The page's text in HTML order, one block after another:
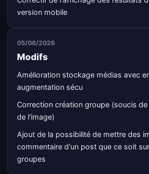
version mobile
05/06/2026
Modifs
Amélioration stockage médias avec
augmentation sécu
Correction création groupe (soucis
de l'image)
Ajout de la possibilité de mettre des
commentaire d'un post que ce soit
groupes